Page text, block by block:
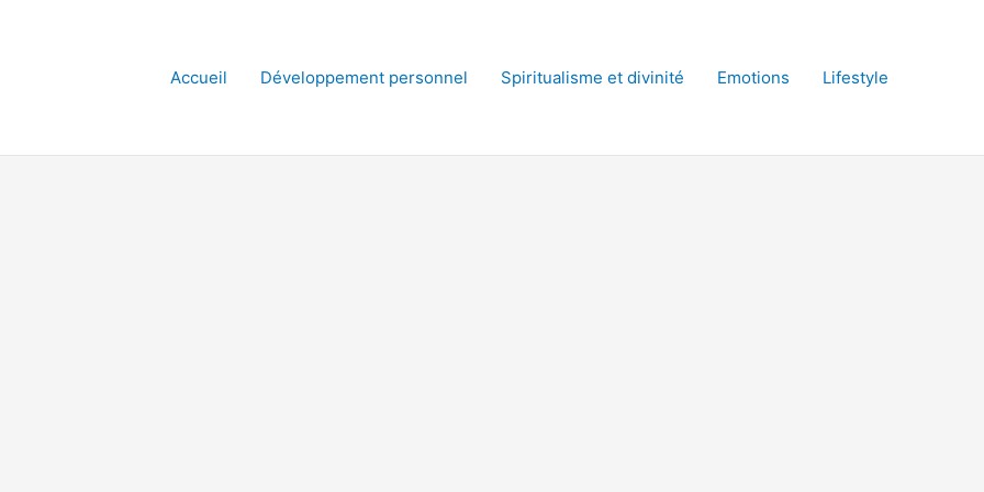
Accueil Développement personnel Spiritualisme et divinité Emotions Lifestyle